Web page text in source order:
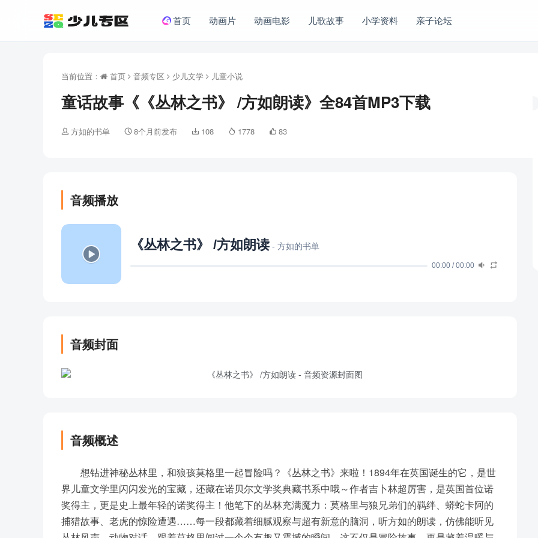
首页 动画片 动画电影 儿歌故事 小学资料 亲子论坛
当前位置： 首页 音频专区 少儿文学 儿童小说
童话故事《《丛林之书》 /方如朗读》全84首MP3下载
方如的书单 8个月前发布 108 1778 83
音频播放
《丛林之书》 /方如朗读 - 方如的书单
00:00 /00:00
音频封面
音频概述
想钻进神秘丛林里，和狼孩莫格里一起冒险吗？《丛林之书》来啦！1894年在英国诞生的它，是世
界儿童文学里闪闪发光的宝藏，还藏在诺贝尔文学奖典藏书系中哦～作者吉卜林超厉害，是英国首位诺
奖得主，更是史上最年轻的诺奖得主！他笔下的丛林充满魔力：莫格里与狼兄弟们的羁绊、蟒蛇卡阿的
捕猎故事、老虎的惊险遭遇……每一段都藏着细腻观察与超有新意的脑洞，听方如的朗读，仿佛能听见